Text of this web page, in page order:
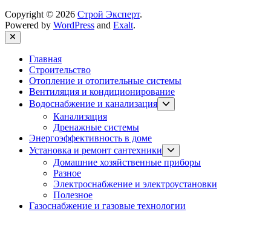
Copyright © 2026 Строй Эксперт.
Powered by WordPress and Exalt.
Close
Главная
Строительство
Отопление и отопительные системы
Вентиляция и кондиционирование
Водоснабжение и канализация
Show
sub
Канализация
Дренажные системы
Энергоэффективность в доме
Установка и ремонт сантехники
sub
menu
Домашние хозяйственные приборы
Разное
Электроснабжение и электроустановки
Полезное
Газоснабжение и газовые технологии